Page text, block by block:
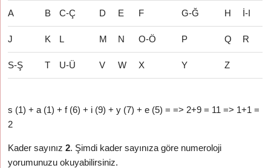
A B C-Ç D E F G-Ğ H İ-I
J K L M N O-Ö P Q R
S-Ş T U-Ü V W X Y Z
s (1) + a (1) + f (6) + i (9) + y (7) + e (5) = => 2+9 = 11 => 1+1 =
2
Kader sayınız2. Şimdi kader sayınıza göre numeroloji
yorumunuzu okuyabilirsiniz.